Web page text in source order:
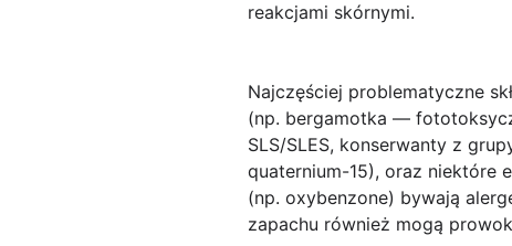
reakcjami skórnymi.
Najczęściej problematyczne
(np. bergamotka —
SLS/SLES, konserwanty z
quaternium-15), oraz niektóre
(np. oxybenzone) bywają
zapachu również mogą